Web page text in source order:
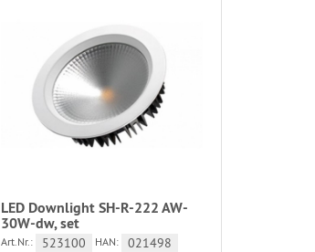
LED Downlight SH-R-222 AW-
30W-dw, set
Art.Nr.: 523100 HAN:
021498